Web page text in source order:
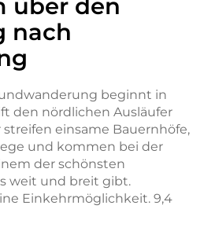
über den
nach
beginnt in
den nördlichen Ausläufer
einsame Bauernhöfe,
und kommen bei der
der schönsten
weit und breit gibt.
Einkehrmöglichkeit. 9,4